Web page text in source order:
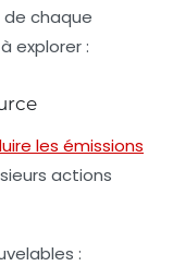
chaque
explorer :
les émissions
actions
: